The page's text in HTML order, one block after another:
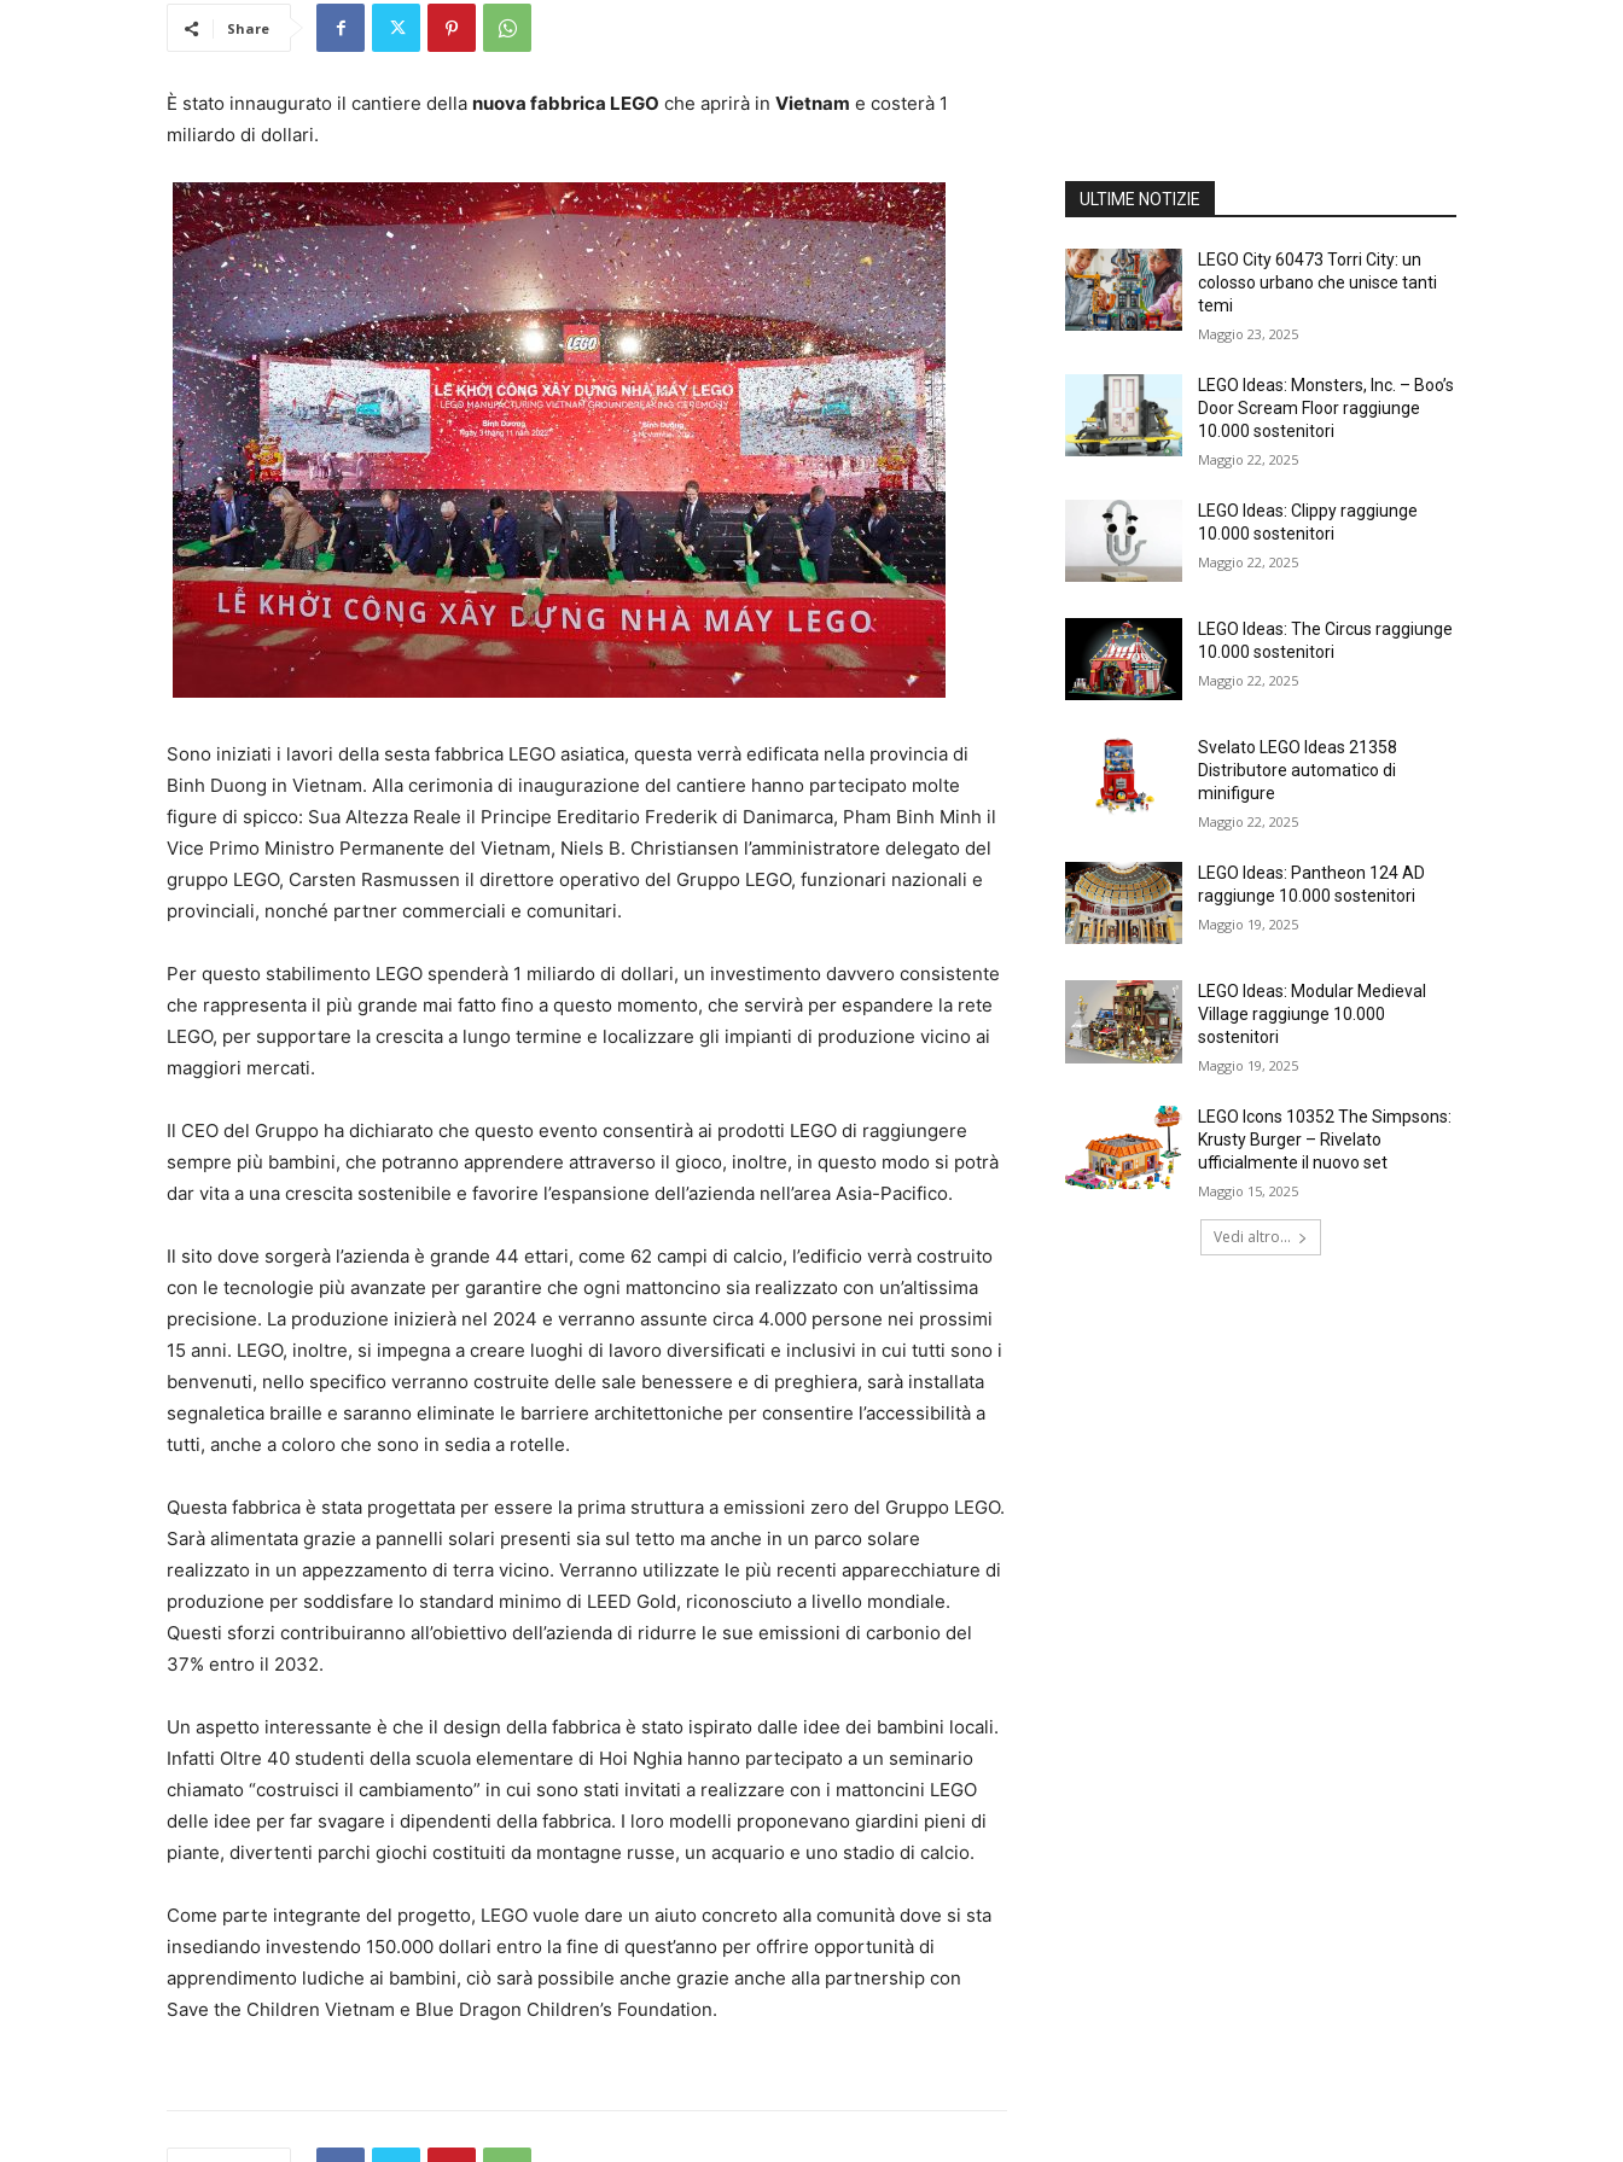
Share
È stato innaugurato il cantiere della nuova fabbrica LEGO che aprirà in Vietnam e costerà 1
miliardo di dollari.
Sono iniziati i lavori della sesta fabbrica LEGO asiatica, questa verrà edificata nella provincia di
Binh Duong in Vietnam. Alla cerimonia di inaugurazione del cantiere hanno partecipato molte
figure di spicco: Sua Altezza Reale il Principe Ereditario Frederik di Danimarca, Pham Binh Minh il
Vice Primo Ministro Permanente del Vietnam, Niels B. Christiansen l’amministratore delegato del
gruppo LEGO, Carsten Rasmussen il direttore operativo del Gruppo LEGO, funzionari nazionali e
provinciali, nonché partner commerciali e comunitari.
Per questo stabilimento LEGO spenderà 1 miliardo di dollari, un investimento davvero consistente
che rappresenta il più grande mai fatto fino a questo momento, che servirà per espandere la rete
LEGO, per supportare la crescita a lungo termine e localizzare gli impianti di produzione vicino ai
maggiori mercati.
Il CEO del Gruppo ha dichiarato che questo evento consentirà ai prodotti LEGO di raggiungere
sempre più bambini, che potranno apprendere attraverso il gioco, inoltre, in questo modo si potrà
dar vita a una crescita sostenibile e favorire l’espansione dell’azienda nell’area Asia-Pacifico.
Il sito dove sorgerà l’azienda è grande 44 ettari, come 62 campi di calcio, l’edificio verrà costruito
con le tecnologie più avanzate per garantire che ogni mattoncino sia realizzato con un’altissima
precisione. La produzione inizierà nel 2024 e verranno assunte circa 4.000 persone nei prossimi
15 anni. LEGO, inoltre, si impegna a creare luoghi di lavoro diversificati e inclusivi in cui tutti sono i
benvenuti, nello specifico verranno costruite delle sale benessere e di preghiera, sarà installata
segnaletica braille e saranno eliminate le barriere architettoniche per consentire l’accessibilità a
tutti, anche a coloro che sono in sedia a rotelle.
Questa fabbrica è stata progettata per essere la prima struttura a emissioni zero del Gruppo LEGO.
Sarà alimentata grazie a pannelli solari presenti sia sul tetto ma anche in un parco solare
realizzato in un appezzamento di terra vicino. Verranno utilizzate le più recenti apparecchiature di
produzione per soddisfare lo standard minimo di LEED Gold, riconosciuto a livello mondiale.
Questi sforzi contribuiranno all’obiettivo dell’azienda di ridurre le sue emissioni di carbonio del
37% entro il 2032.
Un aspetto interessante è che il design della fabbrica è stato ispirato dalle idee dei bambini locali.
Infatti Oltre 40 studenti della scuola elementare di Hoi Nghia hanno partecipato a un seminario
chiamato “costruisci il cambiamento” in cui sono stati invitati a realizzare con i mattoncini LEGO
delle idee per far svagare i dipendenti della fabbrica. I loro modelli proponevano giardini pieni di
piante, divertenti parchi giochi costituiti da montagne russe, un acquario e uno stadio di calcio.
Come parte integrante del progetto, LEGO vuole dare un aiuto concreto alla comunità dove si sta
insediando investendo 150.000 dollari entro la fine di quest’anno per offrire opportunità di
apprendimento ludiche ai bambini, ciò sarà possibile anche grazie anche alla partnership con
Save the Children Vietnam e Blue Dragon Children’s Foundation.
ULTIME NOTIZIE
LEGO City 60473 Torri City: un
colosso urbano che unisce tanti
temi
Maggio 23, 2025
LEGO Ideas: Monsters, Inc. – Boo’s
Door Scream Floor raggiunge
10.000 sostenitori
Maggio 22, 2025
LEGO Ideas: Clippy raggiunge
10.000 sostenitori
Maggio 22, 2025
LEGO Ideas: The Circus raggiunge
10.000 sostenitori
Maggio 22, 2025
Svelato LEGO Ideas 21358
Distributore automatico di
minifigure
Maggio 22, 2025
LEGO Ideas: Pantheon 124 AD
raggiunge 10.000 sostenitori
Maggio 19, 2025
LEGO Ideas: Modular Medieval
Village raggiunge 10.000
sostenitori
Maggio 19, 2025
LEGO Icons 10352 The Simpsons:
Krusty Burger – Rivelato
ufficialmente il nuovo set
Maggio 15, 2025
Vedi altro...